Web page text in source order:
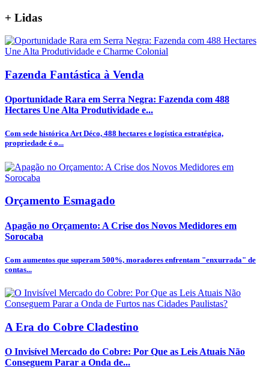
+ Lidas
Fazenda Fantástica à Venda
Oportunidade Rara em Serra Negra: Fazenda com 488
Hectares Une Alta Produtividade e...
Com sede histórica Art Déco, 488 hectares e logística estratégica,
propriedade é o...
Orçamento Esmagado
Apagão no Orçamento: A Crise dos Novos Medidores em
Sorocaba
Com aumentos que superam 500%, moradores enfrentam "enxurrada" de
contas...
A Era do Cobre Cladestino
O Invisível Mercado do Cobre: Por Que as Leis Atuais Não
Conseguem Parar a Onda de...